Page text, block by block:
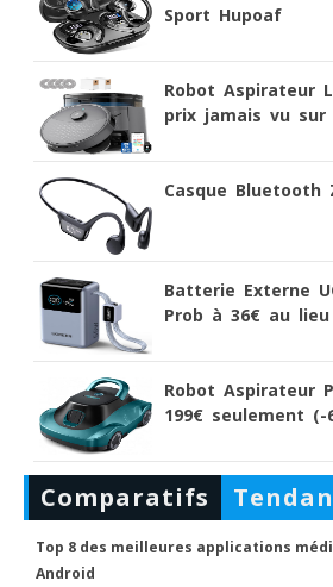
Sport Hupoaf
Robot Aspirateur
prix jamais vu sur
Casque Bluetooth
Batterie Externe
Prob à 36€ au
Robot Aspirateur
199€ seulement (-
Comparatifs
Top 8 des meilleures applications
Android